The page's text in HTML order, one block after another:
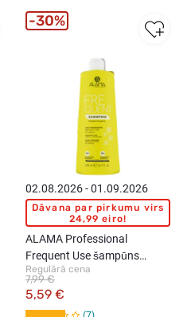
02.08.2026 - 01.09.2026
Dāvana par pirkumu virs
24,99 eiro!
ALAMA Professional
Frequent Use šampūns
ikdienas lietošanai, 500ml
Regulārā cena
5,59 €
7,99 €
30%